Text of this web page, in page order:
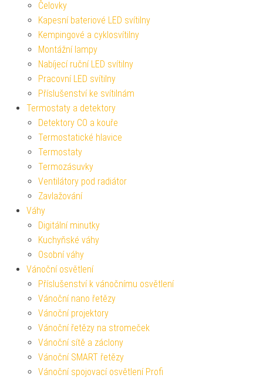
Čelovky
Kapesní bateriové LED svítilny
Kempingové a cyklosvítilny
Montážní lampy
Nabíjecí ruční LED svítilny
Pracovní LED svítilny
Příslušenství ke svítilnám
Termostaty a detektory
Detektory CO a kouře
Termostatické hlavice
Termostaty
Termozásuvky
Ventilátory pod radiátor
Zavlažování
Váhy
Digitální minutky
Kuchyňské váhy
Osobní váhy
Vánoční osvětlení
Příslušenství k vánočnímu osvětlení
Vánoční nano řetězy
Vánoční projektory
Vánoční řetězy na stromeček
Vánoční sítě a záclony
Vánoční SMART řetězy
Vánoční spojovací osvětlení Profi